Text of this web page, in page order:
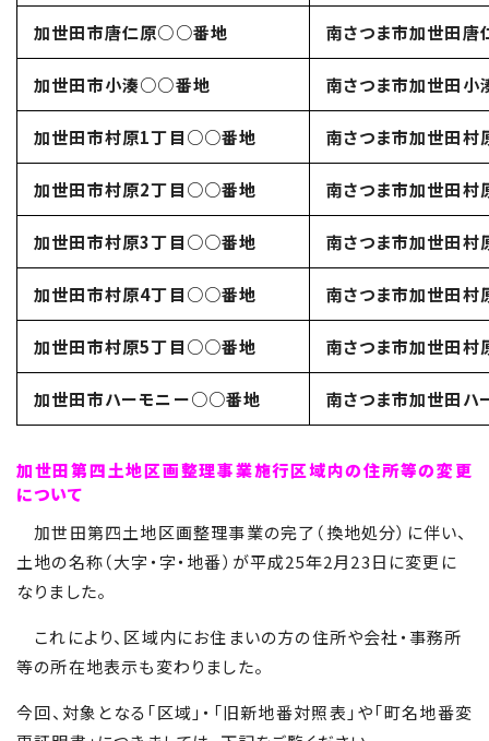
加世田市唐仁原○○番地 南さつま市加世田
加世田市小湊○○番地 南さつま市加世田
加世田市村原1丁目○○番地 南さつま市加世田
加世田市村原2丁目○○番地 南さつま市加世田
加世田市村原3丁目○○番地 南さつま市加世田
加世田市村原4丁目○○番地 南さつま市加世田
加世田市村原5丁目○○番地 南さつま市加世田
加世田市ハーモニー○○番地 南さつま市加世田
加世田第四土地区画整理事業施行区域内の住所等の変更
について
加世田第四土地区画整理事業の完了（換地処分）に伴い、
土地の名称（大字・字・地番）が平成25年2月23日に変更に
なりました。
これにより、区域内にお住まいの方の住所や会社・事務所
等の所在地表示も変わりました。
今回、対象となる「区域」・「旧新地番対照表」や「町名地番変